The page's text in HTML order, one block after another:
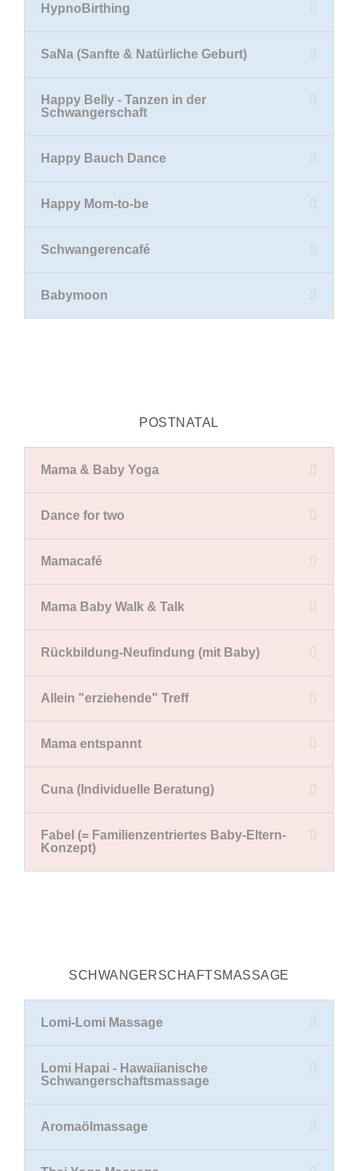
HypnoBirthing
SaNa (Sanfte & Natürliche Geburt)
Happy Belly - Tanzen in der
Schwangerschaft
Happy Bauch Dance
Happy Mom-to-be
Schwangerencafé
Babymoon
POSTNATAL
Mama & Baby Yoga
Dance for two
Mamacafé
Mama Baby Walk & Talk
Rückbildung-Neufindung (mit Baby)
Allein "erziehende" Treff
Mama entspannt
Cuna (Individuelle Beratung)
Fabel (= Familienzentriertes Baby-Eltern-
Konzept)
SCHWANGERSCHAFTSMASSAGE
Lomi-Lomi Massage
Lomi Hapai - Hawaiianische
Schwangerschaftsmassage
Aromaölmassage